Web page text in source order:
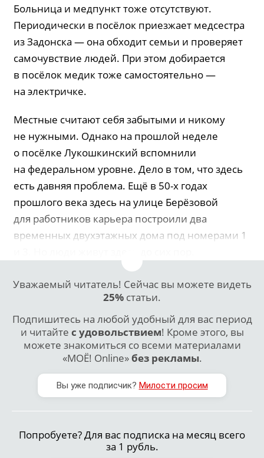
Больница и медпункт тоже отсутствуют.
Периодически в посёлок приезжает медсестра
из Задонска — она обходит семьи и проверяет
самочувствие людей. При этом добирается
в посёлок медик тоже самостоятельно —
на электричке.
Местные считают себя забытыми и никому
не нужными. Однако на прошлой неделе
о посёлке Лукошкинский вспомнили
на федеральном уровне. Дело в том, что здесь
есть давняя проблема. Ещё в 50-х годах
прошлого века здесь на улице Берёзовой
для работников карьера построили два
временных двухэтажных дома под номерами 1
Уважаемый читатель! Сейчас вы можете видеть
25% статьи.
Подпишитесь на любой удобный для вас период
и читайте с удовольствием! Кроме этого, вы
можете знакомиться со всеми материалами
«МОЁ! Online»без рекламы.
Вы уже подписчик? Милости просим
Попробуете? Для вас подписка на месяц всего
за 1 рубль.